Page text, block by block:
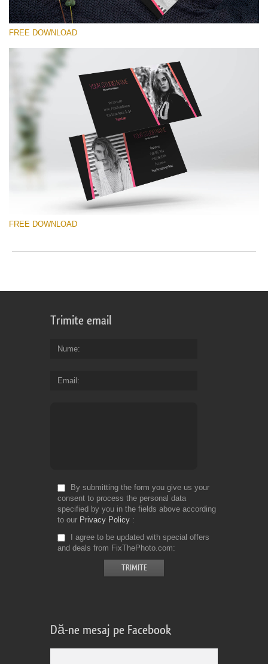
Te rog selecteaza
Free Template #46
Senior Price List
Descărcare gratuită
FREE DOWNLOAD
FREE DOWNLOAD
Trimite email
Nume
Email
By submitting the form you give us your
consent to process the personal data
specified by you in the fields above according
to our Privacy Policy
I agree to be updated with special offers
and deals from FixThePhoto.com
Dă-ne mesaj pe Facebook